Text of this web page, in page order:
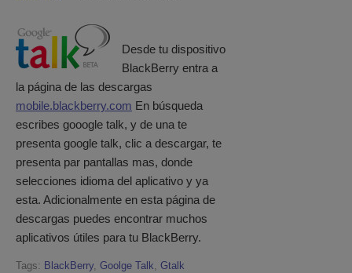
Desde tu dispositivo
BlackBerry entra a
la página de las descargas
mobile.blackberry.com En búsqueda
escribes gooogle talk, y de una te
presenta google talk, clic a descargar, te
presenta par pantallas mas, donde
selecciones idioma del aplicativo y ya
esta. Adicionalmente en esta página de
descargas puedes encontrar muchos
aplicativos útiles para tu BlackBerry.
Tags: BlackBerry, Goolge Talk, Gtalk